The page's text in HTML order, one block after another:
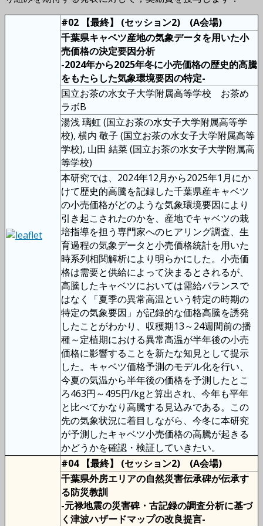
#02 【最終】 (セッション2) (A会場)
千葉県キャベツ産地の気象データを用いた小
売価格の決定要因分析
-2024年から2025年冬に小売価格の歴史的高騰
をもたらした気象環境要因の特定-
国立お茶の水女子大学附属高等学校 お茶め
ラボB
湯浅 璃虹 (国立お茶の水女子大学附属高等学
校), 横内 敬子 (国立お茶の水女子大学附属高等
学校), 山田 結菜 (国立お茶の水女子大学附属高
等学校)
本研究では、2024年12月から2025年1月にか
けて歴史的高騰を記録した千葉県産キャベツ
の小売価格がどのような気象環境要因により
引き起こされたのかを、産地でキャベツの栽
培指導を担う専門家へのヒアリング調査、生
育過程の気象データと小売価格統計を用いた
時系列相関解析により明らかにした。小売価
格は需要と供給によって決まるとされるが、
高騰したキャベツにおいては需給バランスで
はなく「夏季の異常高温という特定の時期の
特定の気象要因」が記録的な価格高騰を誘発
したことがわかり、収穫期13～24週間前の播
種～定植期における異常高温が半年後の小売
価格に影響することを新たな知見として提示
した。キャベツ価格予測のモデル化を行い、
今夏の気温から半年後の価格を予測したとこ
ろ463円～495円/kgと算出され、今年も平年
と比べてかなり高騰する見込みである。この
先の気象状況に着目しながら、今冬に本研究
が予測したキャベツ小売価格の高騰が起きる
かどうかを確認・検証していきたい。
#04 【最終】 (セッション2) (A会場)
千葉県外房エリアの自然災害伝承碑が伝承す
る防災教訓
-元禄地震の災害碑・古記録の調査分析に基づ
く津波ハザードマップの改良提言-